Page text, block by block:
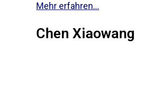
Mehr erfahren...
Chen Xiaowang